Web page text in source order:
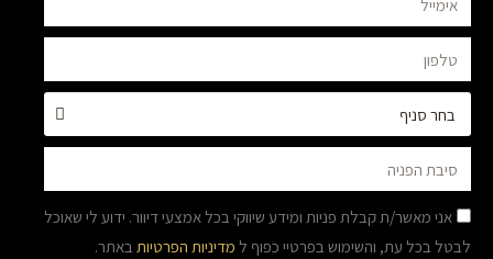
אני מאשר/ת קבלת פניות ומידע שיווקי בכל אמצעי דיוור. ידוע לי שאוכל
לבטל בכל עת, והשימוש בפרטיי כפוף ל מדיניות הפרטיות באתר.